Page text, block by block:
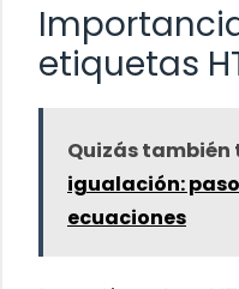
etiquetas
Quizás también
igualación:
ecuaciones